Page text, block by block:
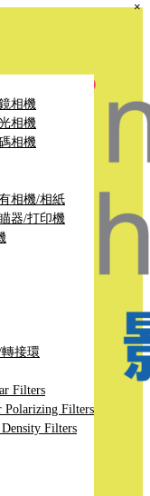
相機
相機
相機
相機/相紙
器/打印機
接環
Filters
Polarizing Filters
Filters
×